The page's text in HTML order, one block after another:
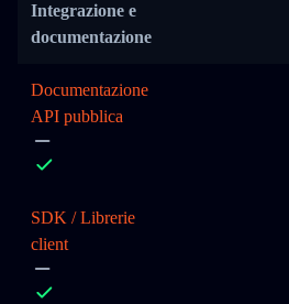
Integrazione e
documentazione
Documentazione
API pubblica
SDK / Librerie
client